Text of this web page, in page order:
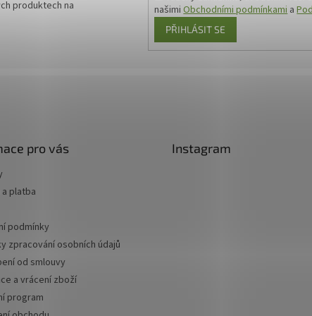
produktech na
našimiObchodními podmínkamia
PŘIHLÁSIT SE
pro vás
platba
podmínky
zpracování osobních údajů
od smlouvy
a vrácení zboží
program
Instagram